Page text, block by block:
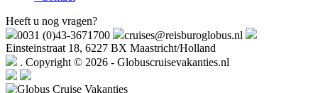
Heeft u nog vragen?
0031 (0)43-3671700
cruises@reisburoglobus.nl
Einsteinstraat 18, 6227 BX Maastricht/Holland
. Copyright © 2026 - Globuscruisevakanties.nl